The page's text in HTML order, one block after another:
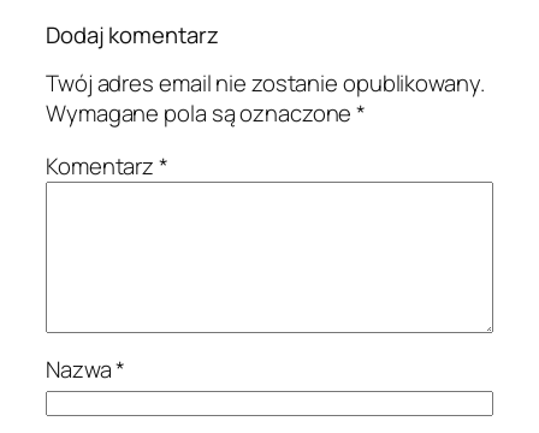
Dodaj komentarz
Twój adres email nie zostanie opublikowany.
Wymagane pola są oznaczone*
Komentarz*
Nazwa*